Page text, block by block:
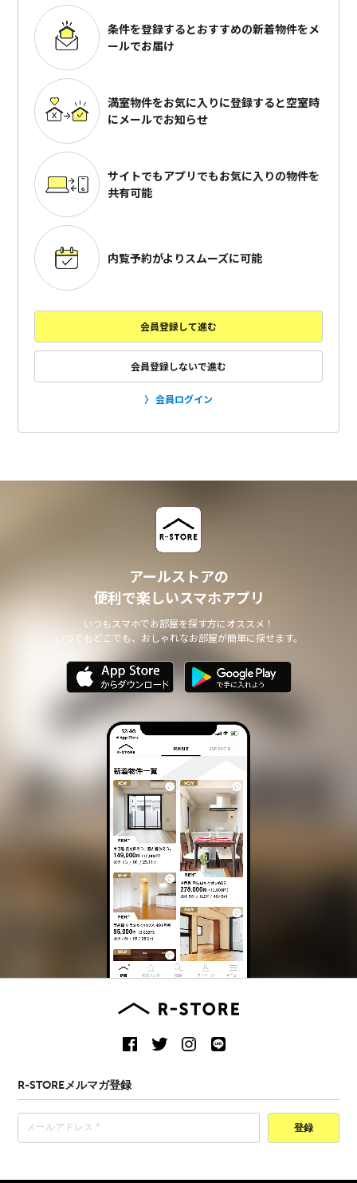
条件を登録するとおすすめの新着物件をメ
ールでお届け
満室物件をお気に入りに登録すると空室時
にメールでお知らせ
サイトでもアプリでもお気に入りの物件を
共有可能
内覧予約がよりスムーズに可能
会員登録して進む
会員登録しないで進む
会員ログイン
アールストアの
便利で楽しいスマホアプリ
いつもスマホでお部屋を探す方にオススメ！
いつでもどこでも、おしゃれなお部屋が簡単に探せます。
R-STOREメルマガ登録
登録